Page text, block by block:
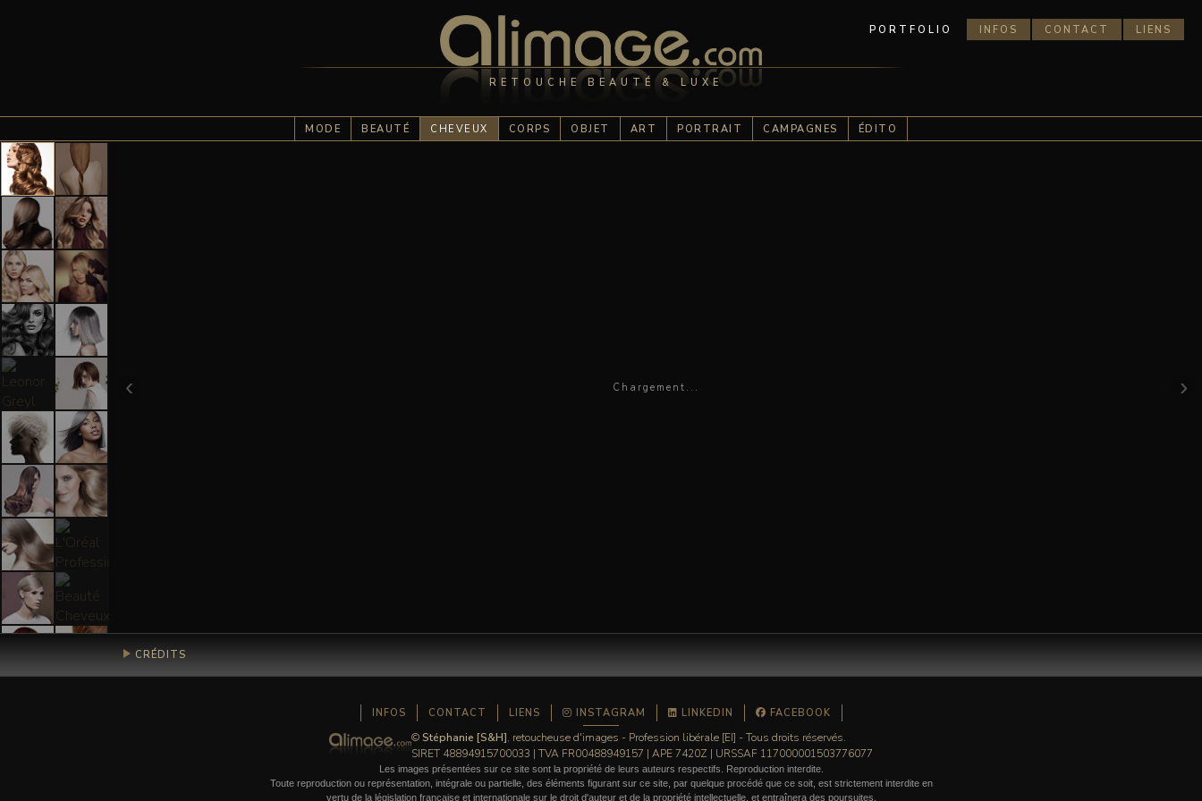
PORTFOLIO INFOS CONTACT LIENS
RETOUCHE BEAUTÉ & LUXE
MODE BEAUTÉ CHEVEUX CORPS OBJET ART PORTRAIT CAMPAGNES ÉDITO
Chargement...
‹ ›
CRÉDITS
technique. Des collaborations menées pour Leonor Greyl, Kydra, Subtil ou Rowenta Beauty, sur des campagnes où le cheveu est au centre de l'image.
INFOS CONTACT LIENS INSTAGRAM LINKEDIN FACEBOOK
©Stéphanie [S&H], retoucheuse d'images - Profession libérale [EI] - Tous droits réservés.
SIRET 48894915700033 | TVA FR00488949157 | APE 7420Z | URSSAF 117000001503776077
Les images présentées sur ce site sont la propriété de leurs auteurs respectifs. Reproduction interdite.
Toute reproduction ou représentation, intégrale ou partielle, des éléments figurant sur ce site, par quelque procédé que ce soit, est strictement interdite en
vertu de la législation française et internationale sur le droit d'auteur et de la propriété intellectuelle, et entraînera des poursuites.